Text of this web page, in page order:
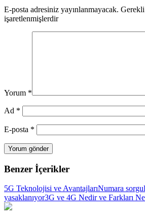
E-posta adresiniz yayınlanmayacak.
işaretlenmişlerdir
Yorum *
Ad *
E-posta *
Benzer İçerikler
5G Teknolojisi ve AvantajlarıNumara
yasaklanıyor3G ve 4G Nedir ve Farkları